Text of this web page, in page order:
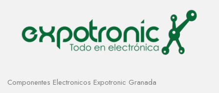
Componentes Electronicos Expotronic Granada